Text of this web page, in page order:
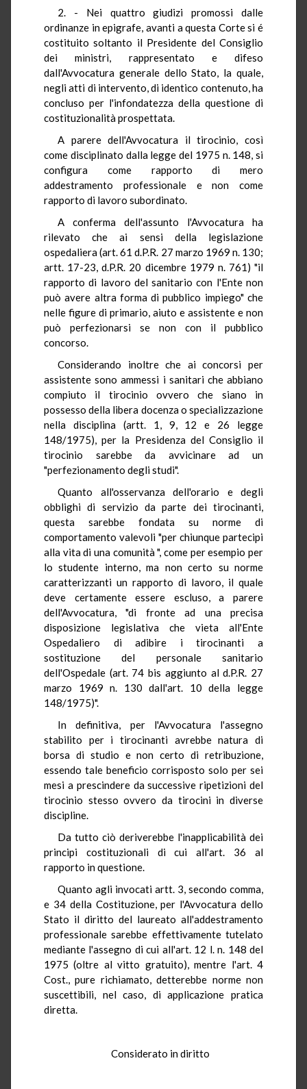
2. - Nei quattro giudizi promossi dalle
ordinanze in epigrafe, avanti a questa Corte si é
costituito soltanto il Presidente del Consiglio
dei ministri, rappresentato e difeso
dall'Avvocatura generale dello Stato, la quale,
negli atti di intervento, di identico contenuto, ha
concluso per l'infondatezza della questione di
costituzionalità prospettata.
A parere dell'Avvocatura il tirocinio, così
come disciplinato dalla legge del 1975 n. 148, si
configura come rapporto di mero
addestramento professionale e non come
rapporto di lavoro subordinato.
A conferma dell'assunto l'Avvocatura ha
rilevato che ai sensi della legislazione
ospedaliera (art. 61 d.P.R. 27 marzo 1969 n. 130;
artt. 17-23, d.P.R. 20 dicembre 1979 n. 761) "il
rapporto di lavoro del sanitario con l'Ente non
può avere altra forma di pubblico impiego" che
nelle figure di primario, aiuto e assistente e non
può perfezionarsi se non con il pubblico
concorso.
Considerando inoltre che ai concorsi per
assistente sono ammessi i sanitari che abbiano
compiuto il tirocinio ovvero che siano in
possesso della libera docenza o specializzazione
nella disciplina (artt. 1, 9, 12 e 26 legge
148/1975), per la Presidenza del Consiglio il
tirocinio sarebbe da avvicinare ad un
"perfezionamento degli studi".
Quanto all'osservanza dell'orario e degli
obblighi di servizio da parte dei tirocinanti,
questa sarebbe fondata su norme di
comportamento valevoli "per chiunque partecipi
alla vita di una comunità ", come per esempio per
lo studente interno, ma non certo su norme
caratterizzanti un rapporto di lavoro, il quale
deve certamente essere escluso, a parere
dell'Avvocatura, "di fronte ad una precisa
disposizione legislativa che vieta all'Ente
Ospedaliero di adibire i tirocinanti a
sostituzione del personale sanitario
dell'Ospedale (art. 74 bis aggiunto al d.P.R. 27
marzo 1969 n. 130 dall'art. 10 della legge
148/1975)".
In definitiva, per l'Avvocatura l'assegno
stabilito per i tirocinanti avrebbe natura di
borsa di studio e non certo di retribuzione,
essendo tale beneficio corrisposto solo per sei
mesi a prescindere da successive ripetizioni del
tirocinio stesso ovvero da tirocini in diverse
discipline.
Da tutto ciò deriverebbe l'inapplicabilità dei
principi costituzionali di cui all'art. 36 al
rapporto in questione.
Quanto agli invocati artt. 3, secondo comma,
e 34 della Costituzione, per l'Avvocatura dello
Stato il diritto del laureato all'addestramento
professionale sarebbe effettivamente tutelato
mediante l'assegno di cui all'art. 12 l. n. 148 del
1975 (oltre al vitto gratuito), mentre l'art. 4
Cost., pure richiamato, detterebbe norme non
suscettibili, nel caso, di applicazione pratica
diretta.
Considerato in diritto